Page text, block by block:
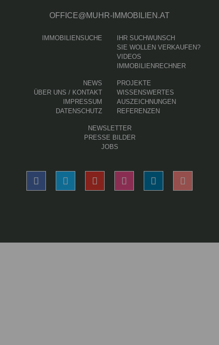
OFFICE@MUHR-IMMOBILIEN.AT
IMMOBILIENSUCHE
IHR SUCHWUNSCH
SIE WOLLEN VERKAUFEN?
VIDEOS
IMMOBILIENRECHNER
NEWS (AKTUELLE SEITE)
ÜBER UNS / KONTAKT
IMPRESSUM
DATENSCHUTZ
PROJEKTE
WISSENSWERTES
AUSZEICHNUNGEN
REFERENZEN
NEWSLETTER
PRESSE BILDER
JOBS